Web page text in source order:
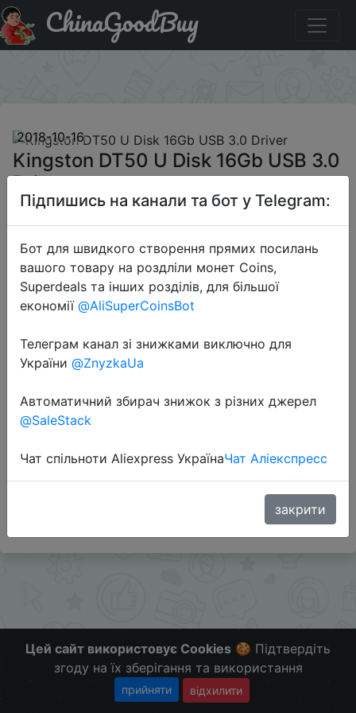
Код на знижку ACDLKST1 Kingston DT50 U Disk 16Gb
USB 3.0 DriverChinaGoodBuy
2018-10-16
Kingston DT50 U Disk 16Gb USB 3.0
Driver
$3.6
Промокод:"ACDLKST1"
Слідкуйте за знижками на мобільному, в телеграм
Цей сайт використовує Cookies 🍪 Підтвердіть
згоду на їх зберігання та використання
прийняти відхилити
Підпишись на канали та бот у Telegram:
Бот для швидкого створення прямих посилань
вашого товару на роздліли монет Coins,
Superdeals та інших розділів, для більшої
економії @AliSuperCoinsBot
Телеграм канал зі знижками виключно для
України @ZnyzkaUa
Автоматичний збирач знижок з різних джерел
@SaleStack
Чат спільноти Aliexpress УкраїнаЧат Аліекспресс
закрити